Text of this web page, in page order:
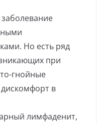
Но есть ряд
при
гнойные
в
лимфаденит,